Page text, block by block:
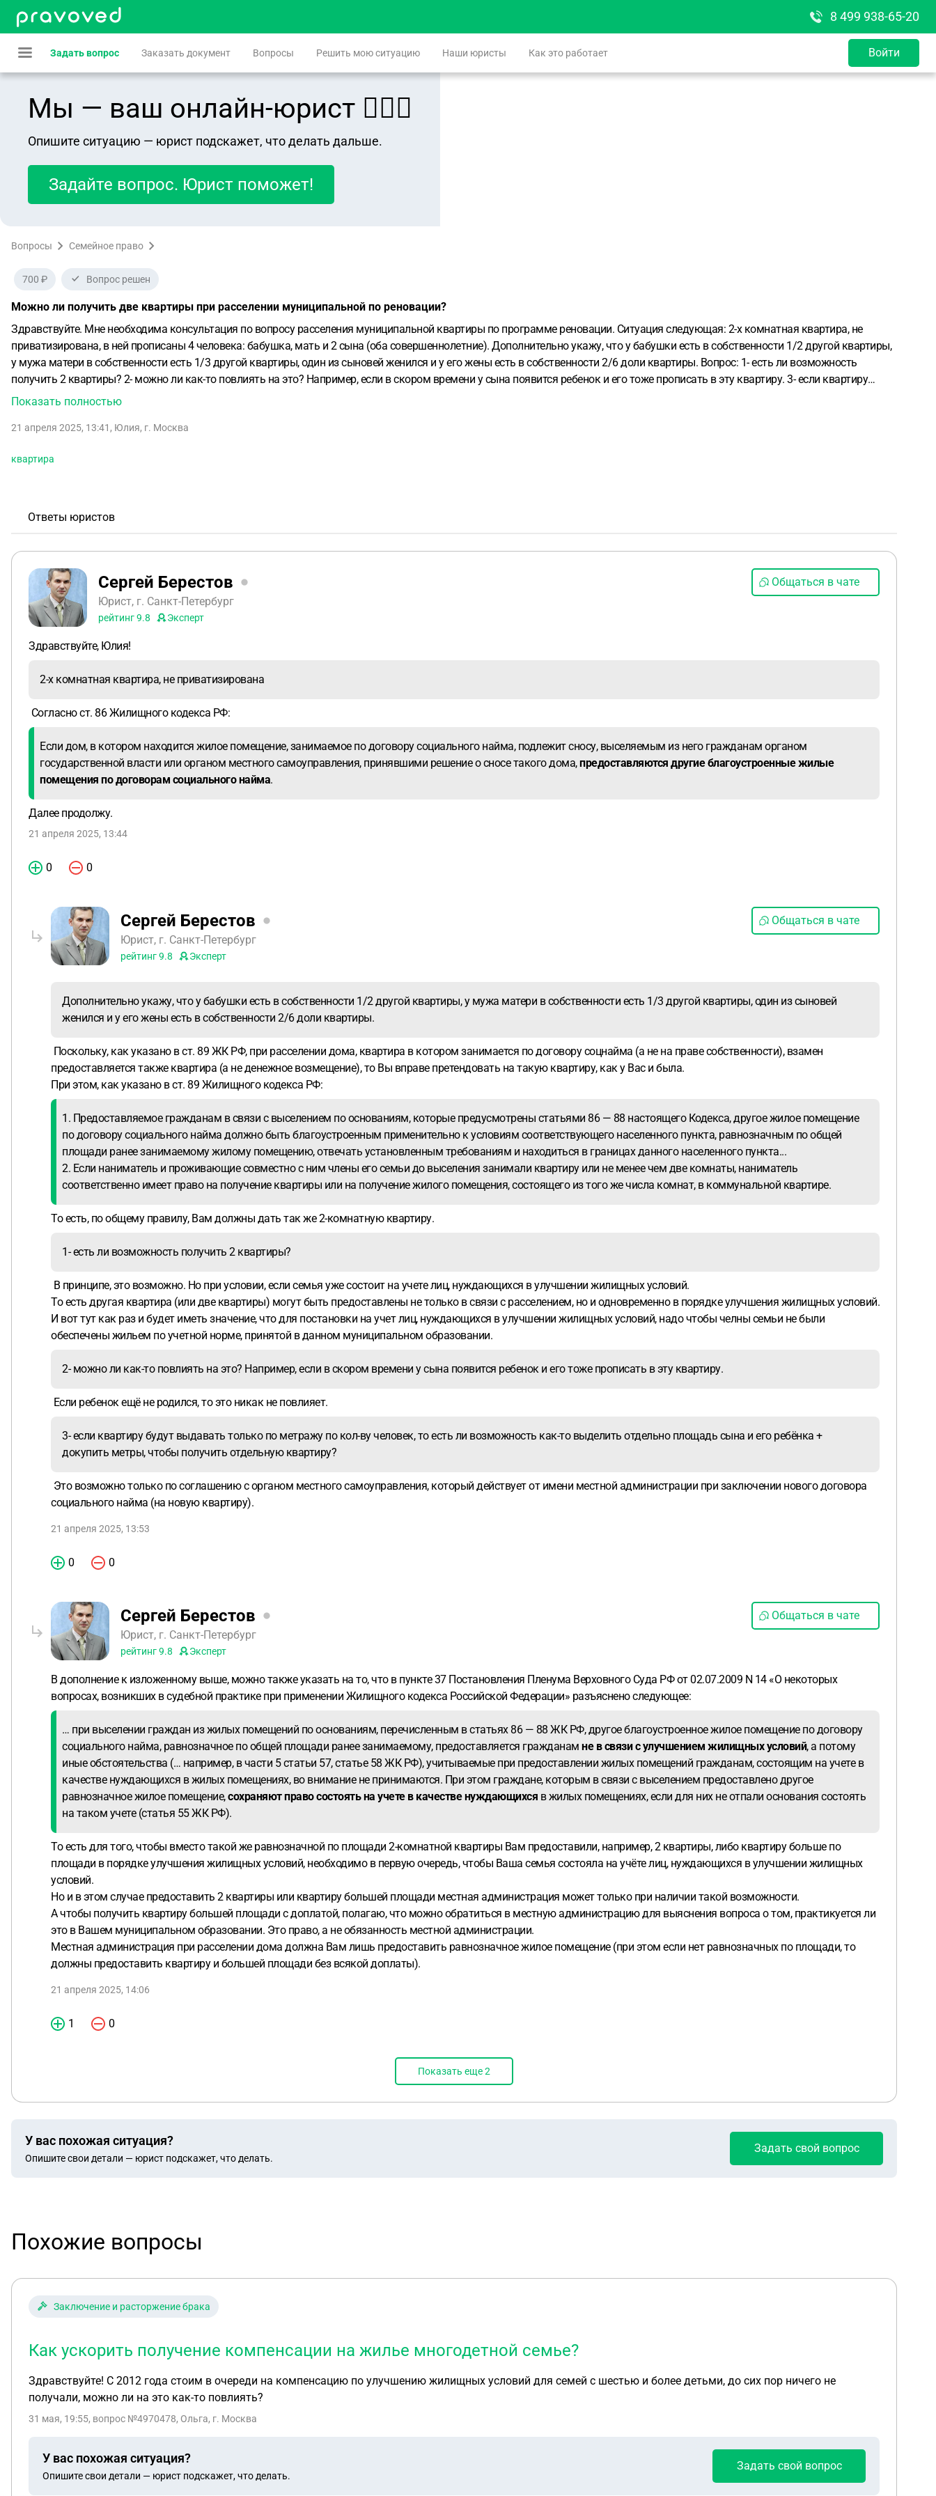
8 499 938-65-20
Задать вопрос Заказать документ Вопросы Решить мою ситуацию Наши юристы Как это работает Войти
Мы — ваш онлайн-юрист 👨🏻‍⚖️
Опишите ситуацию — юрист подскажет, что делать дальше.
Задайте вопрос. Юрист поможет!
Вопросы Семейное право
700 ₽ Вопрос решен
Можно ли получить две квартиры при расселении муниципальной по реновации?
Здравствуйте. Мне необходима консультация по вопросу расселения муниципальной квартиры по программе реновации. Ситуация следующая: 2-х комнатная квартира, не
приватизирована, в ней прописаны 4 человека: бабушка, мать и 2 сына (оба совершеннолетние). Дополнительно укажу, что у бабушки есть в собственности 1/2 другой квартиры,
у мужа матери в собственности есть 1/3 другой квартиры, один из сыновей женился и у его жены есть в собственности 2/6 доли квартиры. Вопрос: 1- есть ли возможность
получить 2 квартиры? 2- можно ли как-то повлиять на это? Например, если в скором времени у сына появится ребенок и его тоже прописать в эту квартиру. 3- если квартиру
будут выдавать только по метражу по кол-ву человек, то есть ли возможность как-то выделить отдельно площадь сына и его ребёнка + докупить метры, чтобы получить
Показать полностью
21 апреля 2025, 13:41 , Юлия, г. Москва
квартира
Ответы юристов
Сергей Берестов
Юрист, г. Санкт-Петербург
рейтинг9.8 Эксперт
Общаться в чате
Здравствуйте, Юлия!
2-х комнатная квартира, не приватизирована
Согласно ст. 86 Жилищного кодекса РФ:
Если дом, в котором находится жилое помещение, занимаемое по договору социального найма, подлежит сносу, выселяемым из него гражданам органом
государственной власти или органом местного самоуправления, принявшими решение о сносе такого дома,предоставляются другие благоустроенные жилые
помещения по договорам социального найма.
Далее продолжу.
21 апреля 2025, 13:44
0 0
Сергей Берестов
Юрист, г. Санкт-Петербург
рейтинг9.8 Эксперт
Общаться в чате
Дополнительно укажу, что у бабушки есть в собственности 1/2 другой квартиры, у мужа матери в собственности есть 1/3 другой квартиры, один из сыновей
женился и у его жены есть в собственности 2/6 доли квартиры.
Поскольку, как указано в ст. 89 ЖК РФ, при расселении дома, квартира в котором занимается по договору соцнайма (а не на праве собственности), взамен
предоставляется также квартира (а не денежное возмещение), то Вы вправе претендовать на такую квартиру, как у Вас и была.
При этом, как указано в ст. 89 Жилищного кодекса РФ:
1. Предоставляемое гражданам в связи с выселением по основаниям, которые предусмотрены статьями 86 — 88 настоящего Кодекса, другое жилое помещение
по договору социального найма должно быть благоустроенным применительно к условиям соответствующего населенного пункта, равнозначным по общей
площади ранее занимаемому жилому помещению, отвечать установленным требованиям и находиться в границах данного населенного пункта...
2. Если наниматель и проживающие совместно с ним члены его семьи до выселения занимали квартиру или не менее чем две комнаты, наниматель
соответственно имеет право на получение квартиры или на получение жилого помещения, состоящего из того же числа комнат, в коммунальной квартире.
То есть, по общему правилу, Вам должны дать так же 2-комнатную квартиру.
1- есть ли возможность получить 2 квартиры?
В принципе, это возможно. Но при условии, если семья уже состоит на учете лиц, нуждающихся в улучшении жилищных условий.
То есть другая квартира (или две квартиры) могут быть предоставлены не только в связи с расселением, но и одновременно в порядке улучшения жилищных условий.
И вот тут как раз и будет иметь значение, что для постановки на учет лиц, нуждающихся в улучшении жилищных условий, надо чтобы челны семьи не были
обеспечены жильем по учетной норме, принятой в данном муниципальном образовании.
2- можно ли как-то повлиять на это? Например, если в скором времени у сына появится ребенок и его тоже прописать в эту квартиру.
Если ребенок ещё не родился, то это никак не повлияет.
3- если квартиру будут выдавать только по метражу по кол-ву человек, то есть ли возможность как-то выделить отдельно площадь сына и его ребёнка +
докупить метры, чтобы получить отдельную квартиру?
Это возможно только по соглашению с органом местного самоуправления, который действует от имени местной администрации при заключении нового договора
социального найма (на новую квартиру).
21 апреля 2025, 13:53
0 0
Сергей Берестов
Юрист, г. Санкт-Петербург
рейтинг9.8 Эксперт
Общаться в чате
В дополнение к изложенному выше, можно также указать на то, что в пункте 37 Постановления Пленума Верховного Суда РФ от 02.07.2009 N 14 «О некоторых
вопросах, возникших в судебной практике при применении Жилищного кодекса Российской Федерации» разъяснено следующее:
… при выселении граждан из жилых помещений по основаниям, перечисленным в статьях 86 — 88 ЖК РФ, другое благоустроенное жилое помещение по договору
социального найма, равнозначное по общей площади ранее занимаемому, предоставляется гражданам не в связи с улучшением жилищных условий, а потому
иные обстоятельства (… например, в части 5 статьи 57, статье 58 ЖК РФ), учитываемые при предоставлении жилых помещений гражданам, состоящим на учете в
качестве нуждающихся в жилых помещениях, во внимание не принимаются. При этом граждане, которым в связи с выселением предоставлено другое
равнозначное жилое помещение,сохраняют право состоять на учете в качестве нуждающихся в жилых помещениях, если для них не отпали основания состоять
на таком учете (статья 55 ЖК РФ).
То есть для того, чтобы вместо такой же равнозначной по площади 2-комнатной квартиры Вам предоставили, например, 2 квартиры, либо квартиру больше по
площади в порядке улучшения жилищных условий, необходимо в первую очередь, чтобы Ваша семья состояла на учёте лиц, нуждающихся в улучшении жилищных
условий.
Но и в этом случае предоставить 2 квартиры или квартиру большей площади местная администрация может только при наличии такой возможности.
А чтобы получить квартиру большей площади с доплатой, полагаю, что можно обратиться в местную администрацию для выяснения вопроса о том, практикуется ли
это в Вашем муниципальном образовании. Это право, а не обязанность местной администрации.
Местная администрация при расселении дома должна Вам лишь предоставить равнозначное жилое помещение (при этом если нет равнозначных по площади, то
должны предоставить квартиру и большей площади без всякой доплаты).
21 апреля 2025, 14:06
1 0
Показать еще2
У вас похожая ситуация?
Опишите свои детали — юрист подскажет, что делать.
Задать свой вопрос
Похожие вопросы
Заключение и расторжение брака
Как ускорить получение компенсации на жилье многодетной семье?
Здравствуйте! С 2012 года стоим в очереди на компенсацию по улучшению жилищных условий для семей с шестью и более детьми, до сих пор ничего не
получали, можно ли на это как-то повлиять?
31 мая, 19:55, вопрос №4970478, Ольга, г. Москва
У вас похожая ситуация?
Опишите свои детали — юрист подскажет, что делать.
Задать свой вопрос